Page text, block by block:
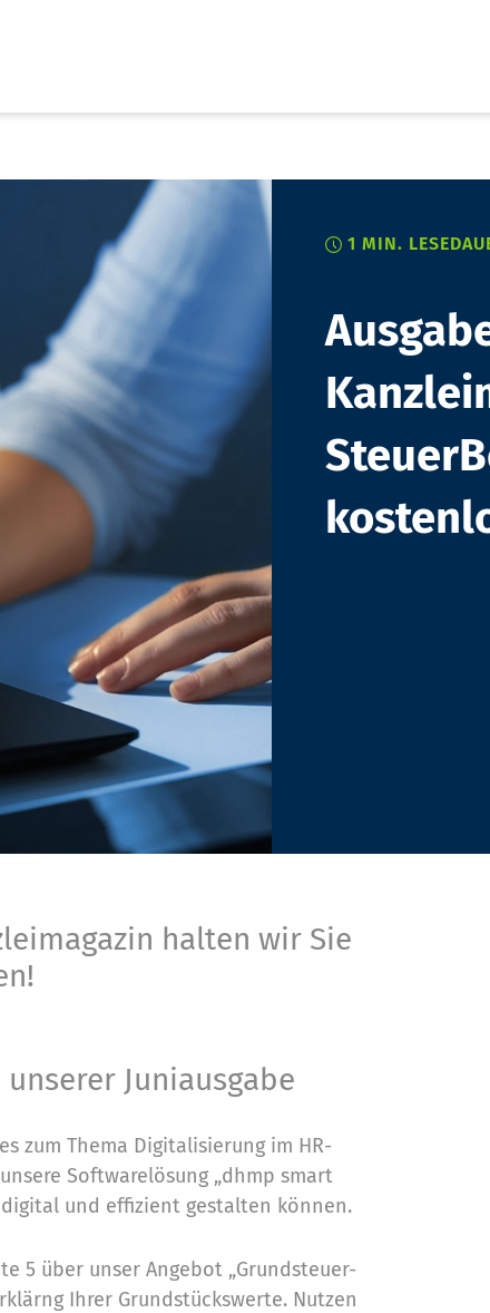
1 MIN.
halten wir Sie
Juniausgabe
zum Thema Digitalisierung im HR-
Softwarelösung „dhmp smart
digital und effizient gestalten können.
5 über unser Angebot „Grundsteuer-
Ihrer Grundstückswerte. Nutzen